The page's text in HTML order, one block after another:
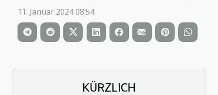
KÜRZLICH
11. Januar 2024 08:54